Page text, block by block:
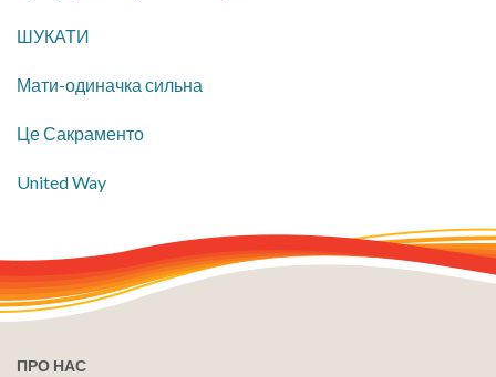
ШУКАТИ
Мати-одиначка сильна
Це Сакраменто
United Way
ПРО НАС